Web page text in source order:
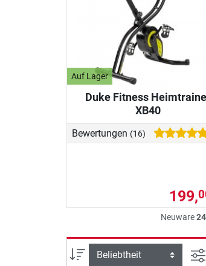
Auf Lager
Duke Fitness
XB40
Bewertungen (16)
199,
Neuware
Sortierung